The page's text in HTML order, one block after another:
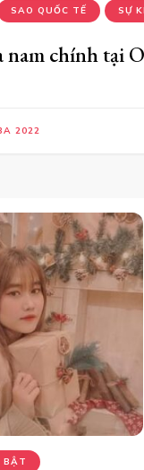
SAO QUỐC TẾ SỰ
nam chính tại
2022
BẬT